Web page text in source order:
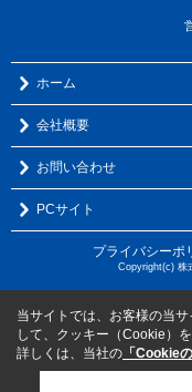
ホーム
会社概要
お問い合わせ
PCサイト
プライバシーポ
Copyright(c) 株
当サイトでは、お客様の当
して、クッキー（Cookie）を
詳しくは、当社の 「Cookie